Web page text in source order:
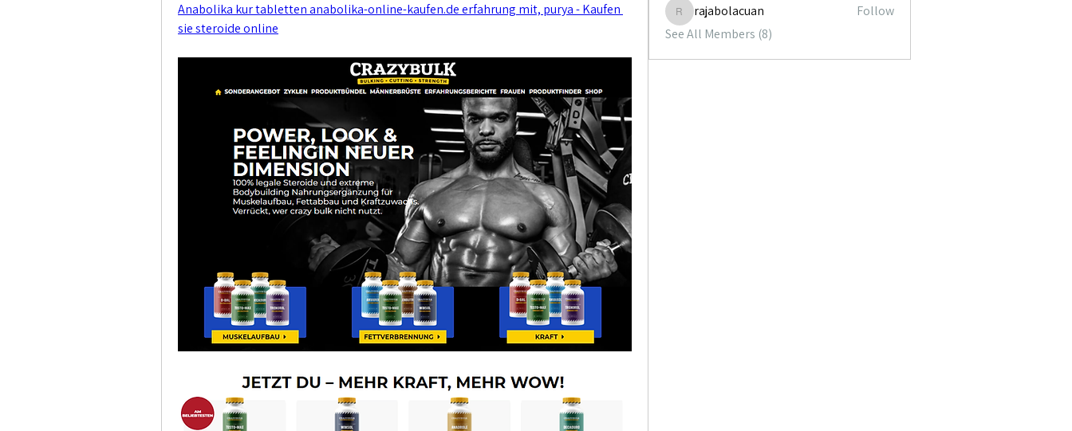
Anabolika kur tabletten anabolika-online-kaufen.de erfahrung mit, purya - Kaufen
sie steroide online
rajabolacuan
rajabolacuan
Follow
See All Members (8)